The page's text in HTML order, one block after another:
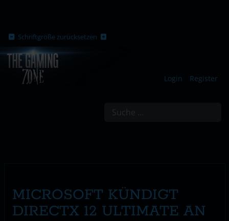
Schriftgröße zurücksetzen
Login Register
MICROSOFT KÜNDIGT
DIRECTX 12 ULTIMATE AN